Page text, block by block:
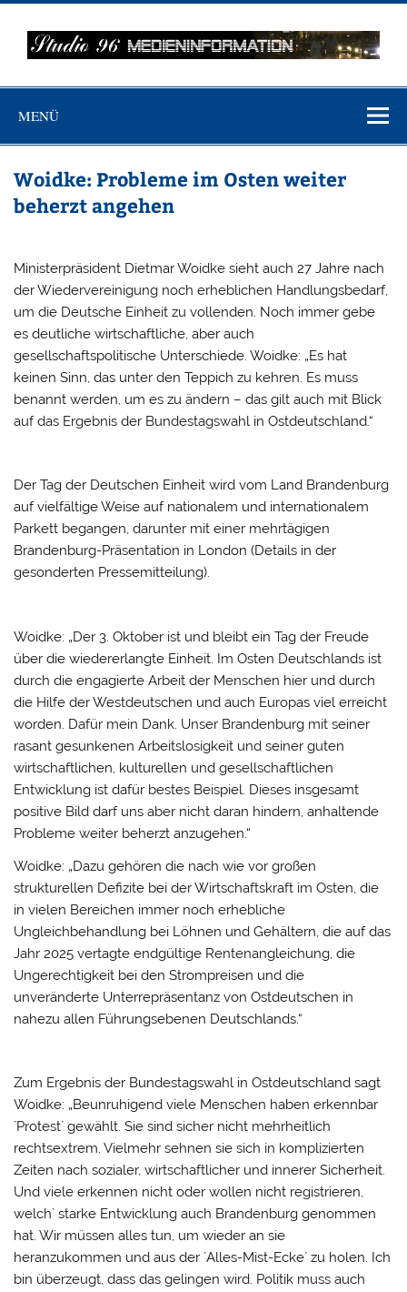
Zum
springen
MEDIENINFO-
BERLIN
MENÜ
Woidke: Probleme im Osten weiter
beherzt angehen
Ministerpräsident Dietmar Woidke sieht auch 27 Jahre nach
der Wiedervereinigung noch erheblichen Handlungsbedarf,
um die Deutsche Einheit zu vollenden. Noch immer gebe
es deutliche wirtschaftliche, aber auch
gesellschaftspolitische Unterschiede. Woidke: „Es hat
keinen Sinn, das unter den Teppich zu kehren. Es muss
benannt werden, um es zu ändern – das gilt auch mit Blick
auf das Ergebnis der Bundestagswahl in Ostdeutschland.“
Der Tag der Deutschen Einheit wird vom Land Brandenburg
auf vielfältige Weise auf nationalem und internationalem
Parkett begangen, darunter mit einer mehrtägigen
Brandenburg-Präsentation in London (Details in der
gesonderten Pressemitteilung).
Woidke: „Der 3. Oktober ist und bleibt ein Tag der Freude
über die wiedererlangte Einheit. Im Osten Deutschlands ist
durch die engagierte Arbeit der Menschen hier und durch
die Hilfe der Westdeutschen und auch Europas viel erreicht
worden. Dafür mein Dank. Unser Brandenburg mit seiner
rasant gesunkenen Arbeitslosigkeit und seiner guten
wirtschaftlichen, kulturellen und gesellschaftlichen
Entwicklung ist dafür bestes Beispiel. Dieses insgesamt
positive Bild darf uns aber nicht daran hindern, anhaltende
Probleme weiter beherzt anzugehen.“
Woidke: „Dazu gehören die nach wie vor großen
strukturellen Defizite bei der Wirtschaftskraft im Osten, die
in vielen Bereichen immer noch erhebliche
Ungleichbehandlung bei Löhnen und Gehältern, die auf das
Jahr 2025 vertagte endgültige Rentenangleichung, die
Ungerechtigkeit bei den Strompreisen und die
unveränderte Unterrepräsentanz von Ostdeutschen in
nahezu allen Führungsebenen Deutschlands.“
Zum Ergebnis der Bundestagswahl in Ostdeutschland sagt
Woidke: „Beunruhigend viele Menschen haben erkennbar
´Protest´ gewählt. Sie sind sicher nicht mehrheitlich
rechtsextrem. Vielmehr sehnen sie sich in komplizierten
Zeiten nach sozialer, wirtschaftlicher und innerer Sicherheit.
Und viele erkennen nicht oder wollen nicht registrieren,
welch` starke Entwicklung auch Brandenburg genommen
hat. Wir müssen alles tun, um wieder an sie
heranzukommen und aus der ´Alles-Mist-Ecke´ zu holen. Ich
bin überzeugt, dass das gelingen wird. Politik muss auch